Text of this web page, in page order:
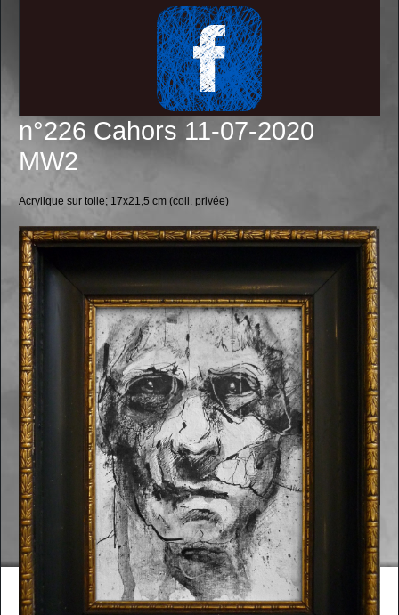
n°226 Cahors 11-07-2020
MW2
Acrylique sur toile; 17x21,5 cm (coll. privée)